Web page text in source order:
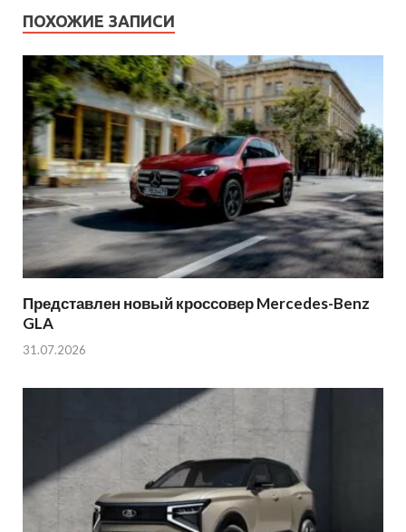
ПОХОЖИЕ ЗАПИСИ
Представлен новый кроссовер Mercedes-Benz
GLA
31.07.2026